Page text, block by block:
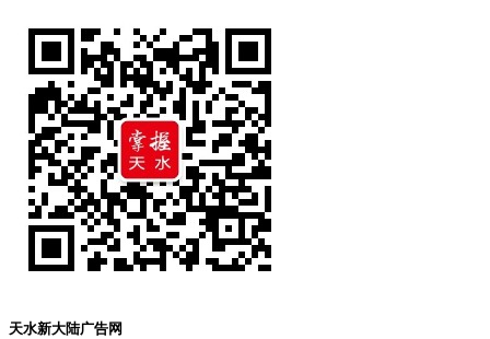
天水新大陆广告网